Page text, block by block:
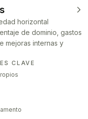
horizontal
de dominio, gastos
mejoras internas y
CLAVE